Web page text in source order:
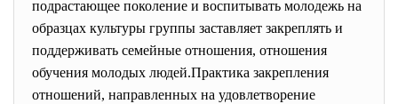
подрастающее поколение и воспитывать молодежь на
образцах культуры группы заставляет закреплять и
поддерживать семейные отношения, отношения
обучения молодых людей.Практика закрепления
отношений, направленных на удовлетворение